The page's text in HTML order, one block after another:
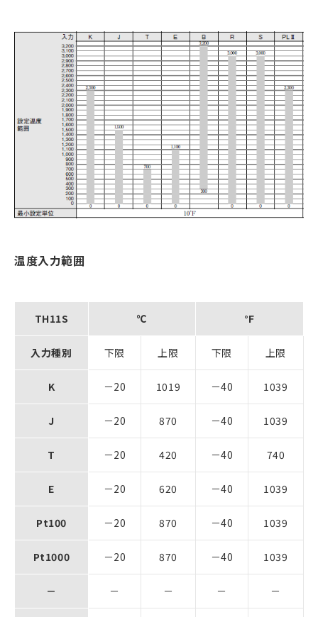
温度入力範囲
TH11S ℃ °F
入力種別 下限 上限 下限 上限
K －20 1019 －40 1039
J －20 870 －40 1039
T －20 420 －40 740
E －20 620 －40 1039
Pt100 －20 870 －40 1039
Pt1000 －20 870 －40 1039
－ － － － －